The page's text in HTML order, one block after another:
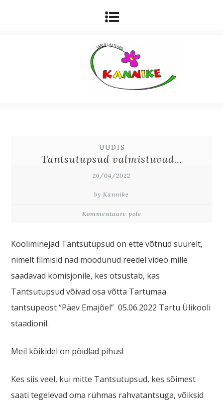
UUDIS
Tantsutupsud valmistuvad…
26/04/2022
by Kannike
Kommentaare pole
Kooliminejad Tantsutupsud on ette võtnud suurelt,
nimelt filmisid nad möödunud reedel video mille
saadavad komisjonile, kes otsustab, kas
Tantsutupsud võivad osa võtta Tartumaa
tantsupeost “Päev Emajõel” 05.06.2022 Tartu Ülikooli
staadionil.
Meil kõikidel on pöidlad pihus!
Kes siis veel, kui mitte Tantsutupsud, kes sõimest
saati tegelevad oma rühmas rahvatantsuga, võiksid